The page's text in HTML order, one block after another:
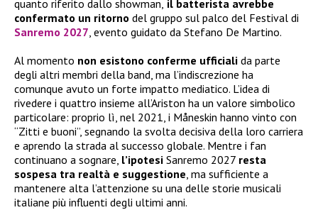
quanto riferito dallo showman, il batterista avrebbe
confermato un ritorno del gruppo sul palco del Festival di
Sanremo 2027 , evento guidato da Stefano De Martino.
Al momento non esistono conferme ufficiali da parte
degli altri membri della band, ma l’indiscrezione ha
comunque avuto un forte impatto mediatico. L’idea di
rivedere i quattro insieme all’Ariston ha un valore simbolico
particolare: proprio lì, nel 2021, i Måneskin hanno vinto con
“Zitti e buoni”, segnando la svolta decisiva della loro carriera
e aprendo la strada al successo globale. Mentre i fan
continuano a sognare, l’ipotesi Sanremo 2027 resta
sospesa tra realtà e suggestione , ma sufficiente a
mantenere alta l’attenzione su una delle storie musicali
italiane più influenti degli ultimi anni.